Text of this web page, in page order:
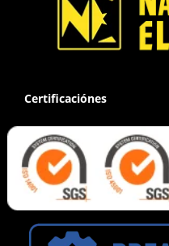
Certificaciónes